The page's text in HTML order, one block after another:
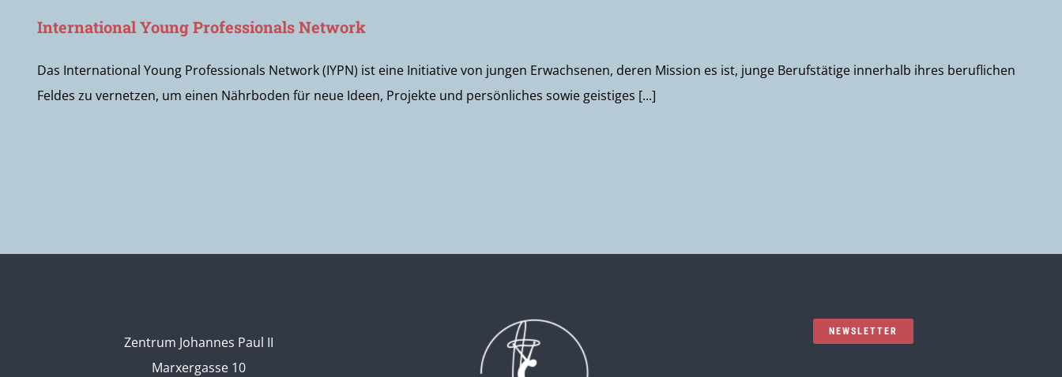
International Young Professionals Network
Das International Young Professionals Network (IYPN) ist eine Initiative von jungen Erwachsenen, deren Mission es ist, junge Berufstätige innerhalb ihres beruflichen
Feldes zu vernetzen, um einen Nährboden für neue Ideen, Projekte und persönliches sowie geistiges [...]
Zentrum Johannes Paul II
Marxergasse 10
NEWSLETTER